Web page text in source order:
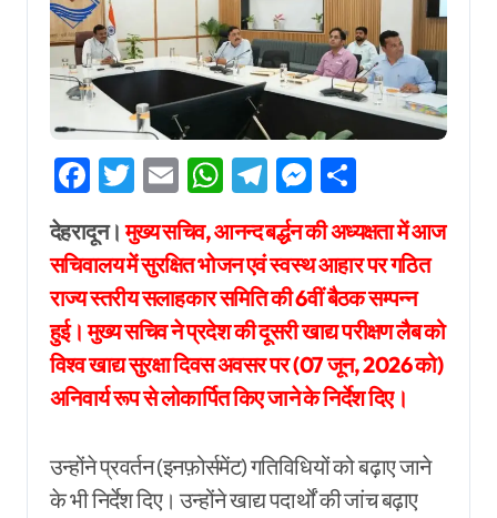
Facebook
Twitter
EmailWhatsApp
Telegram
Messenger
देहरादून।मुख्य सचिव, आनन्द बर्द्धन की अध्यक्षता में आज
सचिवालय में सुरक्षित भोजन एवं स्वस्थ आहार पर गठित
राज्य स्तरीय सलाहकार समिति की 6वीं बैठक सम्पन्न
हुई। मुख्य सचिव ने प्रदेश की दूसरी खाद्य परीक्षण लैब को
विश्व खाद्य सुरक्षा दिवस अवसर पर (07 जून, 2026 को)
अनिवार्य रूप से लोकार्पित किए जाने के निर्देश दिए।
उन्होंने प्रवर्तन (इनफ़ोर्समेंट) गतिविधियों को बढ़ाए जाने
के भी निर्देश दिए। उन्होंने खाद्य पदार्थों की जांच बढ़ाए